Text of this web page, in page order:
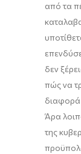
από τα
δεν
πώς να
διαφορά
Άρα
της